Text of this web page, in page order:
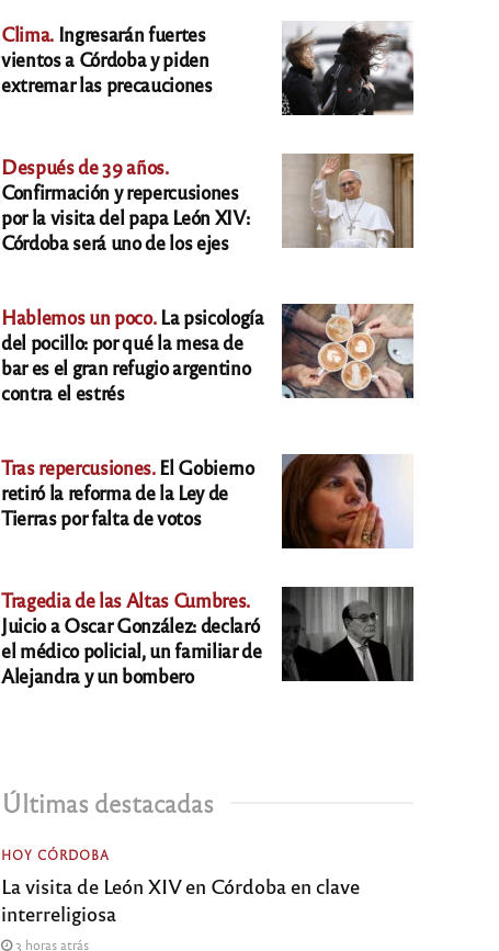
Clima. Ingresarán fuertes
vientos a Córdoba y piden
extremar las precauciones
Después de 39 años.
Confirmación y repercusiones
por la visita del papa León XIV:
Córdoba será uno de los ejes
Hablemos un poco.La psicología
del pocillo: por qué la mesa de
bar es el gran refugio argentino
contra el estrés
Tras repercusiones.El Gobierno
retiró la reforma de la Ley de
Tierras por falta de votos
Tragedia de las Altas Cumbres.
Juicio a Oscar González: declaró
el médico policial, un familiar de
Alejandra y un bombero
Últimas destacadas
HOY CÓRDOBA
La visita de León XIV en Córdoba en clave
interreligiosa
3 horas atrás